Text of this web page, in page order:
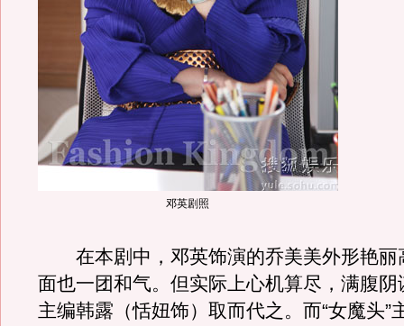
邓英剧照
在本剧中，邓英饰演的乔美美外形艳丽
面也一团和气。但实际上心机算尽，满腹阴
主编韩露（恬妞饰）取而代之。而“女魔头”